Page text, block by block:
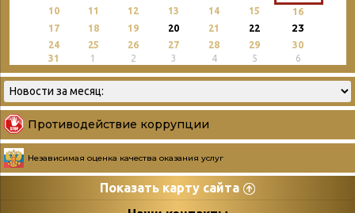
10
11 12 13 14 15
16
17
18 19 20 21 22 23
24 25 26 27 28 29
30
31
1 2 3 4 5 6
Противодействие коррупции
Независимая оценка качества оказания услуг
Показать карту сайта